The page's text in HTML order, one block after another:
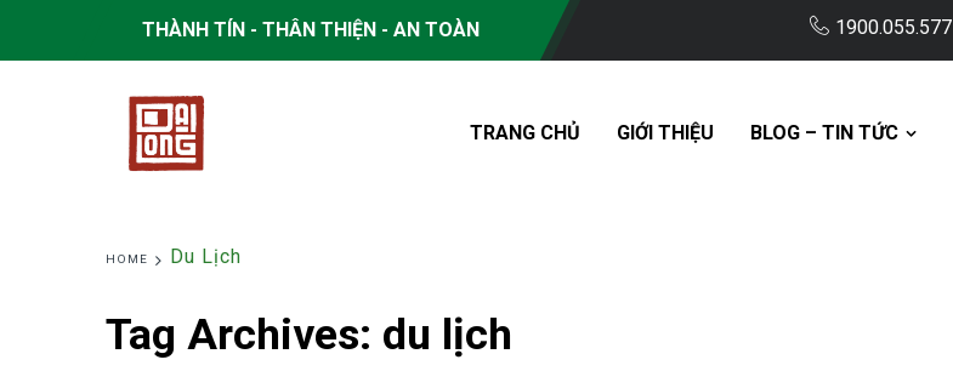
THÀNH TÍN - THÂN THIỆN - AN TOÀN 1900.055.577
TRANG CHỦ GIỚI THIỆU BLOG – TIN TỨC
HOME Du Lịch
Tag Archives: du lịch